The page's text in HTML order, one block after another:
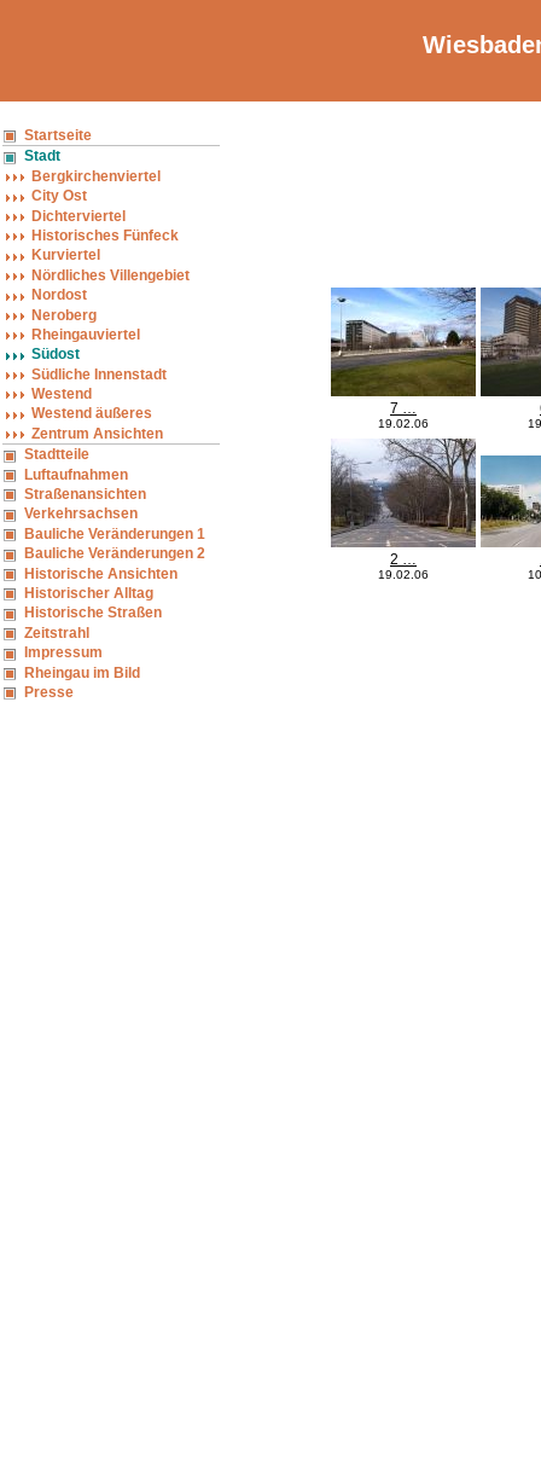
Startseite
Stadt
Bergkirchenviertel
City Ost
Dichterviertel
Historisches Fünfeck
Kurviertel
Nördliches Villengebiet
Nordost
Neroberg
Rheingauviertel
Südost
Südliche Innenstadt
Westend
Westend äußeres
Zentrum Ansichten
Stadtteile
Luftaufnahmen
Straßenansichten
Verkehrsachsen
Bauliche Veränderungen 1
Bauliche Veränderungen 2
Historische Ansichten
Historischer Alltag
Historische Straßen
Zeitstrahl
Impressum
Rheingau im Bild
Presse
7 …
19.02.06
2 …
19.02.06